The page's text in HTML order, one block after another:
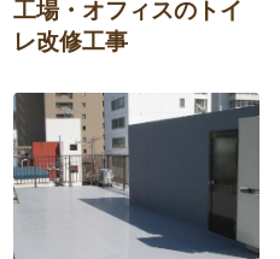
洋室（子供部屋・
寝室）
廊下
在宅ワーク
増築・減築
防水・雨漏り対策
子ども独立後
工場・オフィスのトイ
レ改修工事